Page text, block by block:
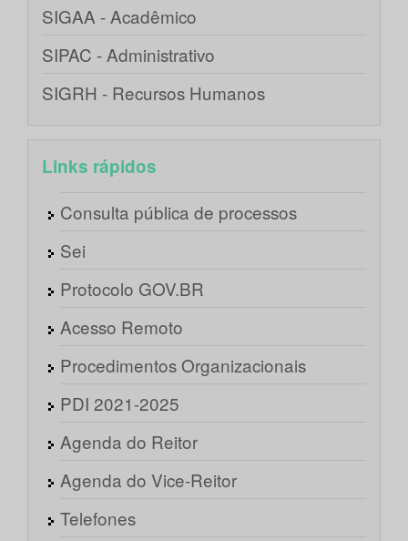
SIGAA - Acadêmico
SIPAC - Administrativo
SIGRH - Recursos Humanos
Links rápidos
Consulta pública de processos
Sei
Protocolo GOV.BR
Acesso Remoto
Procedimentos Organizacionais
PDI 2021-2025
Agenda do Reitor
Agenda do Vice-Reitor
Telefones